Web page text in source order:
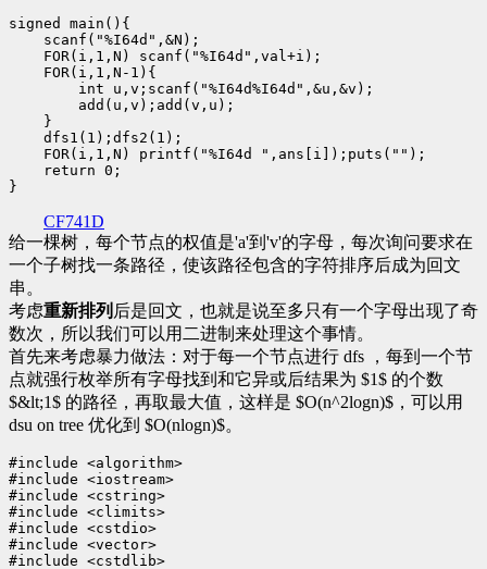
signed main(){
    scanf("%I64d",&N);
    FOR(i,1,N) scanf("%I64d",val+i);
    FOR(i,1,N-1){
        int u,v;scanf("%I64d%I64d",&u,&v);
        add(u,v);add(v,u);
    }
    dfs1(1);dfs2(1);
    FOR(i,1,N) printf("%I64d ",ans[i]);puts("");
    return 0;
CF741D
给一棵树，每个节点的权值是'a'到'v'的字母，每次询问要求在
一个子树找一条路径，使该路径包含的字符排序后成为回文
串。
考虑重新排列 后是回文，也就是说至多只有一个字母出现了奇
数次，所以我们可以用二进制来处理这个事情。
首先来考虑暴力做法：对于每一个节点进行 dfs ，每到一个节
点就强行枚举所有字母找到和它异或后结果为 $1$ 的个数
$&lt;1$ 的路径，再取最大值，这样是 $O(n^2logn)$，可以用
dsu on tree 优化到 $O(nlogn)$。
#include <algorithm>
#include <iostream>
#include <cstring>
#include <climits>
#include <cstdio>
#include <vector>
#include <cstdlib>